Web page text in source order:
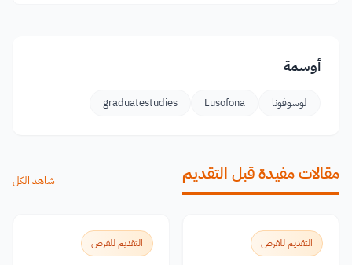
أوسمة
لوسوفونا Lusofona
graduatestudies
مقالات مفيدة قبل التقديم شاهد الكل
التقديم للفرص التقديم للفرص